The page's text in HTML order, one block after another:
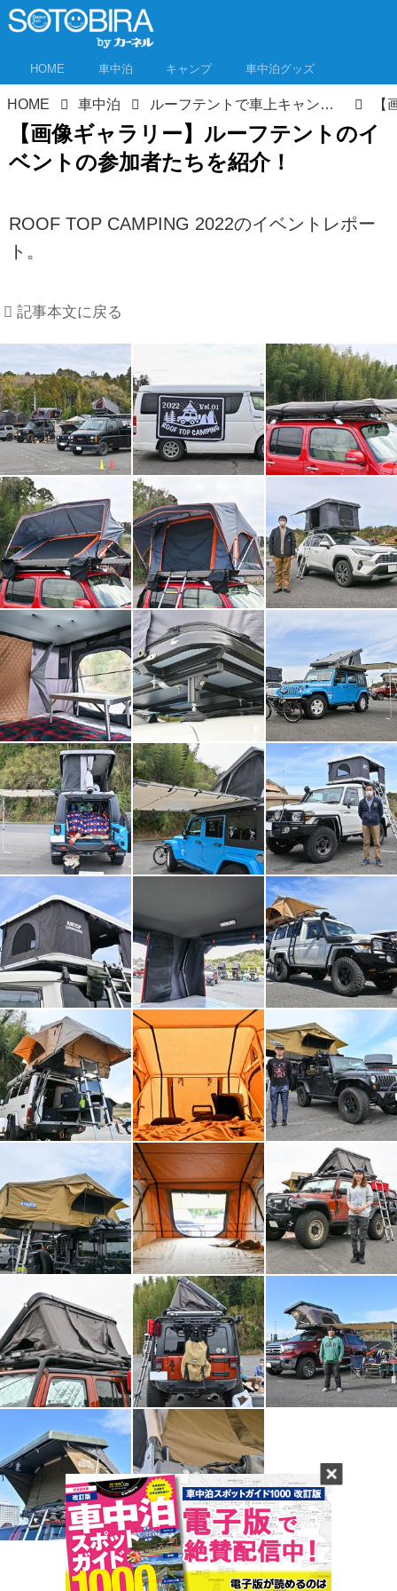
HOME 車中泊 キャンプ 車中泊グッズ
HOME 車中泊 ルーフテントで車上キャンプ！いま大注目のルーフトップスタイルってなんだ!? イベント潜入レポ
【画像ギャラリー】ルーフテントのイ
ベントの参加者たちを紹介！
ROOF TOP CAMPING 2022のイベントレポー
ト。
記事本文に戻る